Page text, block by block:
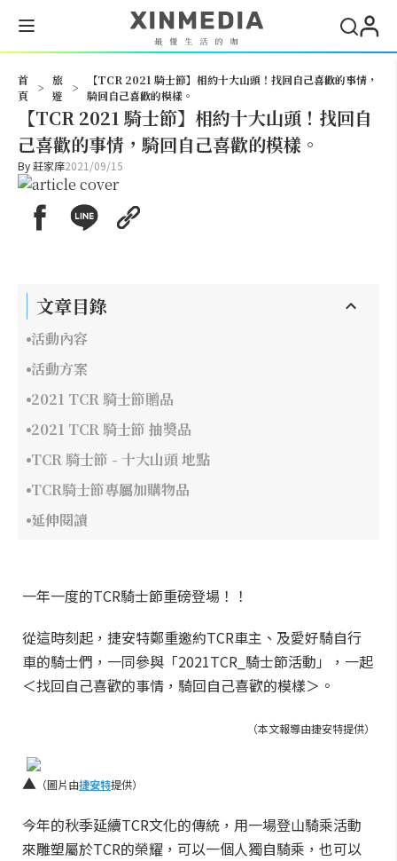
首
頁
>
旅
遊
>
【TCR 2021 騎士節】相約十大山頭！找回自己喜歡的事情，
騎回自己喜歡的模樣。
【TCR 2021 騎士節】相約十大山頭！找回自
己喜歡的事情，騎回自己喜歡的模樣。
By莊家庠2021/09/15
文章目錄
活動內容
活動方案
2021 TCR 騎士節贈品
2021 TCR 騎士節 抽獎品
TCR 騎士節 - 十大山頭 地點
TCR騎士節專屬加購物品
延伸閱讀
一年一度的TCR騎士節重磅登場！！
從這時刻起，捷安特鄭重邀約TCR車主、及愛好騎自行
車的騎士們，一同參與「2021TCR_騎士節活動」，一起
＜找回自己喜歡的事情，騎回自己喜歡的模樣＞。
（本文報導由捷安特提供）
▲ （圖片由捷安特提供）
今年的秋季延續TCR文化的傳統，用一場登山騎乘活動
來雕塑屬於TCR的榮耀，可以一個人獨自騎乘，也可以